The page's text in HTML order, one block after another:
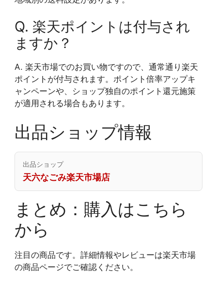
Q. 楽天ポイントは付与され
ますか？
A. 楽天市場でのお買い物ですので、通常通り楽天
ポイントが付与されます。ポイント倍率アップキ
ャンペーンや、ショップ独自のポイント還元施策
が適用される場合もあります。
出品ショップ情報
出品ショップ
天六なごみ楽天市場店
まとめ：購入はこちら
から
注目の商品です。詳細情報やレビューは楽天市場
の商品ページでご確認ください。